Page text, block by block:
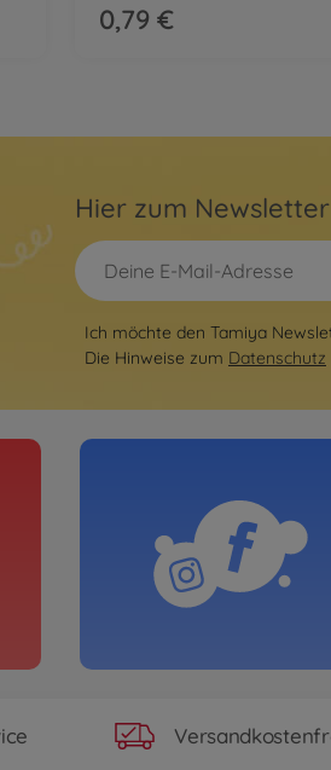
0,79 €
Hier zum
Ich möchte den Tamiya
Die Hinweise zum Datenschutz